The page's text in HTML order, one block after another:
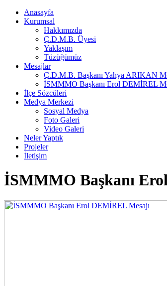
Anasayfa
Kurumsal
Hakkımızda
Ç.D.M.B. Üyesi
Yaklaşım
Tüzüğümüz
Mesajlar
Ç.D.M.B. Başkanı Yahya ARIKAN
İSMMMO Başkanı Erol DEMİREL
İlçe Sözcüleri
Medya Merkezi
Sosyal Medya
Foto Galeri
Video Galeri
Neler Yaptık
Projeler
İletişim
İSMMMO Başkanı